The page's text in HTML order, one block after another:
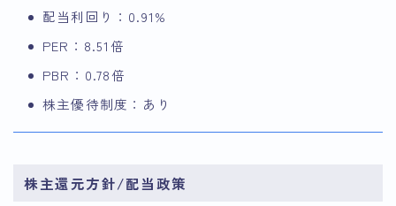
配当利回り：0.91%
PER：8.51倍
PBR：0.78倍
株主優待制度：あり
株主還元方針/配当政策